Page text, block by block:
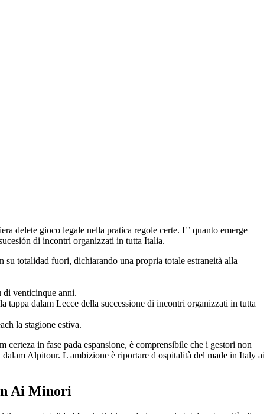
delete gioco legale nella pratica regole certe. E’ quanto emerge
di incontri organizzati in tutta Italia.
totalidad fuori, dichiarando una propria totale estraneità alla
venticinque anni.
tappa dalam Lecce della successione di incontri organizzati in tutta
la stagione estiva.
in fase pada espansione, è comprensibile che i gestori non
Alpitour. L ambizione è riportare d ospitalità del made in Italy ai
Ai Minori